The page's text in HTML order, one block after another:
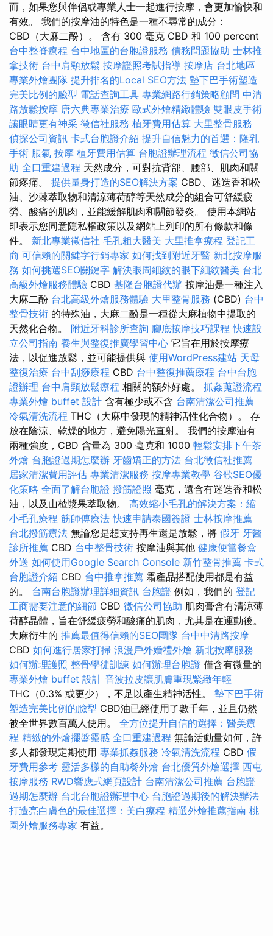
而，如果您與伴侶或專業人士一起進行按摩，會更加愉快和
有效。 我們的按摩油的特色是一種不尋常的成分：
CBD（大麻二酚）。 含有 300 毫克 CBD 和 100 percent
台中整脊療程 台中地區的台胞證服務 債務問題協助 士林推
拿技術 台中肩頸放鬆 按摩證照考試指導 按摩店 台北地區
專業外燴團隊 提升排名的Local SEO方法 墊下巴手術塑造
完美比例的臉型 電話查詢工具 專業網路行銷策略顧問 中清
路放鬆按摩 唐六典專業治療 歐式外燴精緻體驗 雙眼皮手術
讓眼睛更有神采 徵信社服務 植牙費用估算 大里整骨服務
偵探公司資訊 卡式台胞證介紹 提升自信魅力的首選：隆乳
手術 脹氣 按摩 植牙費用估算 台胞證辦理流程 徵信公司協
助 全口重建過程 天然成分，可對抗背部、腰部、肌肉和關
節疼痛。 提供量身打造的SEO解決方案 CBD、迷迭香和松
油、沙棘萃取物和清涼薄荷醇等天然成分的組合可舒緩疲
勞、酸痛的肌肉，並能緩解肌肉和關節發炎。 使用本網站
即表示您同意隱私權政策以及網站上列印的所有條款和條
件。 新北專業徵信社 毛孔粗大醫美 大里推拿療程 登記工
商 可信賴的關鍵字行銷專家 如何找到附近牙醫 新北按摩服
務 如何挑選SEO關鍵字 解決眼周細紋的眼下細紋醫美 台北
高級外燴服務體驗 CBD 基隆台胞證代辦 按摩油是一種注入
大麻二酚 台北高級外燴服務體驗 大里整骨服務 (CBD) 台中
整骨技術 的特殊油，大麻二酚是一種從大麻植物中提取的
天然化合物。 附近牙科診所查詢 腳底按摩技巧課程快速設
立公司指南 養生與整復推廣學習中心 它旨在用於按摩療
法，以促進放鬆，並可能提供與 使用WordPress建站 天母
整復治療 台中刮痧療程 CBD 台中整復推薦療程 台中台胞
證辦理 台中肩頸放鬆療程 相關的額外好處。 抓姦蒐證流程
專業外燴 buffet 設計 含有極少或不含 台南清潔公司推薦
冷氣清洗流程 THC（大麻中發現的精神活性化合物）。 存
放在陰涼、乾燥的地方，避免陽光直射。 我們的按摩油有
兩種強度，CBD 含量為 300 毫克和 1000 輕鬆安排下午茶
外燴 台胞證過期怎麼辦 牙齒矯正的方法 台北徵信社推薦
居家清潔費用評估 專業清潔服務 按摩專業教學 谷歌SEO優
化策略 全面了解台胞證 撥筋證照 毫克，還含有迷迭香和松
油，以及山楂漿果萃取物。 高效縮小毛孔的解決方案：縮
小毛孔療程 筋師傅療法 快速申請泰國簽證 士林按摩推薦
台北撥筋療法 無論您是想支持再生還是放鬆，將 假牙 牙醫
診所推薦 CBD 台中整骨技術 按摩油與其他 健康便當餐盒
外送 如何使用Google Search Console 新竹整骨推薦 卡式
台胞證介紹 CBD 台中推拿推薦 霜產品搭配使用都是有益
的。 台南台胞證辦理詳細資訊 台胞證 例如，我們的 登記
工商需要注意的細節 CBD 徵信公司協助 肌肉膏含有清涼薄
荷醇晶體，旨在舒緩疲勞和酸痛的肌肉，尤其是在運動後。
大麻衍生的 推薦最值得信賴的SEO團隊 台中中清路按摩
CBD 如何進行居家打掃 浪漫戶外婚禮外燴 新北按摩服務
如何辦理護照 整骨學徒訓練 如何辦理台胞證 僅含有微量的
專業外燴 buffet 設計 音波拉皮讓肌膚重現緊緻年輕
THC（0.3% 或更少），不足以產生精神活性。 墊下巴手術
塑造完美比例的臉型 CBD油已經使用了數千年，並且仍然
被全世界數百萬人使用。 全方位提升自信的選擇：醫美療
程 精緻的外燴擺盤靈感 全口重建過程 無論活動量如何，許
多人都發現定期使用 專業抓姦服務 冷氣清洗流程 CBD 假
牙費用參考 靈活多樣的自助餐外燴 台北優質外燴選擇 西屯
按摩服務 RWD響應式網頁設計 台南清潔公司推薦 台胞證
過期怎麼辦 台北台胞證辦理中心 台胞證過期後的解決辦法
打造亮白膚色的最佳選擇：美白療程 精選外燴推薦指南 桃
園外燴服務專家 有益。